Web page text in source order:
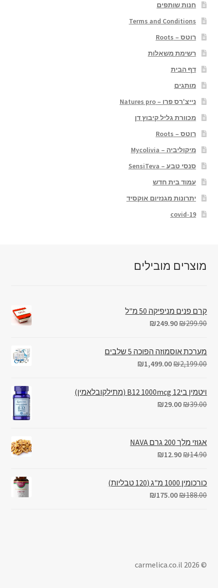
חנות שותפים
Terms and Conditions
רוטס – Roots
רשימת משאלות
דף הבית
מותגים
נייצ'רס פרו – Natures pro
מכוורת גליל קיבוץ דן
רוטס – Roots
מיקוליביה – Mycolivia
סנסי טבע – SensiTeva
עמוד בית חדש
יתרונות מגנזיום אוקסיד
covid-19
מוצרים מובילים
קרם פנים מניפיקה 50 מ"ל
₪299.90
₪249.90
מערכת אוסמוזה הפוכה 5 שלבים
₪2,199.00
₪1,499.00
ויטמין בי12 B12 1000mcg (מתילקובלאמין)
₪39.00
₪29.00
אגוזי מלך 200 גרם NAVA
₪14.90
₪12.90
כורכומין 1000 מ"ג (120 טבליות)
₪188.00
₪175.00
© carmelica.co.il 2026